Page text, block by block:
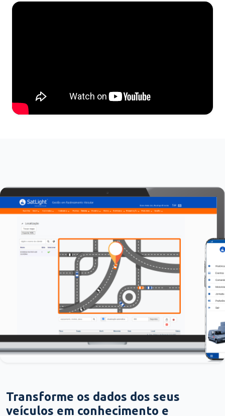
Transforme os dados dos seus
veículos em conhecimento e